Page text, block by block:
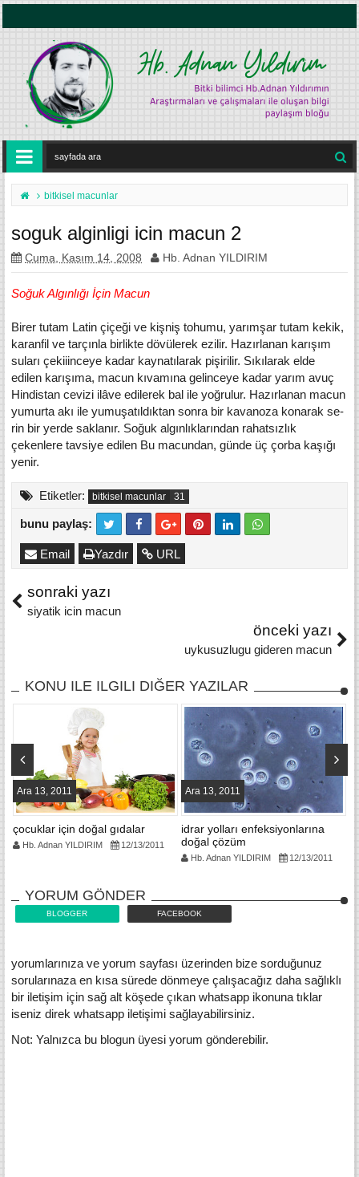
bitkisel macunlar
soguk alginligi icin macun 2
Cuma, Kasım 14, 2008 Hb. Adnan YILDIRIM
Soğuk Algınlığı İçin Macun
Birer tutam Latin çiçeği ve kişniş tohumu, yarımşar tutam kekik,
karanfil ve tarçınla birlikte dövülerek ezilir. Hazırlanan ka­rışım
suları çekiiinceye kadar kaynatılarak pişirilir. Sıkılarak elde
edilen karışıma, macun kıvamına gelinceye kadar yarım avuç
Hindistan cevizi ilâve edilerek bal ile yoğrulur. Hazırlanan macun
yumurta akı ile yumuşatıldıktan sonra bir kavanoza konarak se­
rin bir yerde saklanır. Soğuk algınlıklarından rahatsızlık
çekenlere tavsiye edilen Bu macundan, günde üç çorba kaşığı
yenir.
Etiketler: bitkisel macunlar
bunu paylaş:
URL
Yazdır
Email
sonraki yazı
siyatik icin macun
önceki yazı
uykusuzlugu gideren macun
KONU ILE ILGILI DIĞER YAZILAR
Ara 13, 2011
çocuklar için doğal gıdalar
Hb. Adnan YILDIRIM 12/13/2011
Ara 13, 2011
idrar yolları enfeksiyonlarına
doğal çözüm
Hb. Adnan YILDIRIM 12/13/2011
YORUM GÖNDER
BLOGGER FACEBOOK
yorumlarınıza ve yorum sayfası üzerinden bize sorduğunuz
sorularınaza en kısa sürede dönmeye çalışacağız daha sağlıklı
bir iletişim için sağ alt köşede çıkan whatsapp ikonuna tıklar
iseniz direk whatsapp iletişimi sağlayabilirsiniz.
Not: Yalnızca bu blogun üyesi yorum gönderebilir.